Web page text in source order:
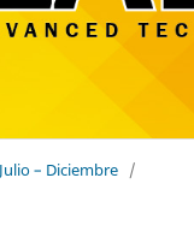
– Diciembre /